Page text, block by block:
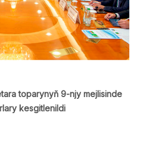
toparynyň 9-njy mejlisinde
kesgitlenildi